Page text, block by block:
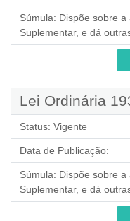
Súmula: Dispõe sobre a
Suplementar, e dá
Lei Ordinária
Status: Vigente
Data de Publicação:
Súmula: Dispõe sobre a
Suplementar, e dá